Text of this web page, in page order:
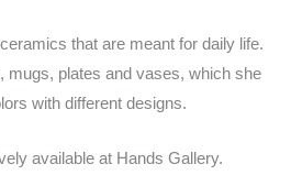
that are meant for daily life.
mugs, plates and vases, which she
with different designs.
available at Hands Gallery.